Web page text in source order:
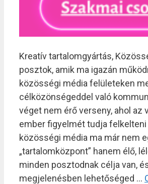
Kreatív tartalomgyártás,
posztok, amik ma igazán
közösségi média felületeken
célközönségeddel való
véget nem érő verseny, ahol az
ember figyelmét tudja felkelteni
közösségi média ma már nem
„tartalomközpont” hanem élő,
minden posztodnak célja van,
megjelenésben lehetőséged …